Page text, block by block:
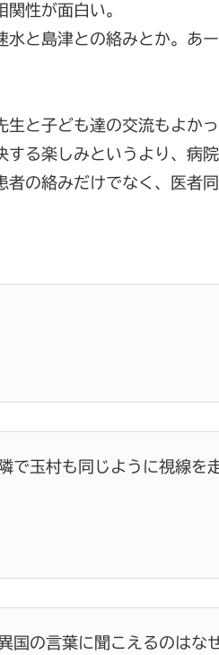
性が面白い。
と島津との絡みとか。あ
と子ども達の交流もよかっ
る楽しみというより、病
の絡みだけでなく、医者同
で玉村も同じように視線を
の言葉に聞こえるのはな